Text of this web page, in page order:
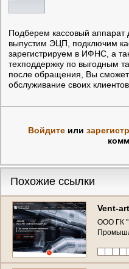
Подберем кассовый аппарат
выпустим ЭЦП, подключим
зарегистрируем в ИФНС, а
техподдержку по выгодным
после обращения, Вы
обслуживание своих клиентов.
Войдитеили
Похожие ссылки
Vent-
ООО ГК